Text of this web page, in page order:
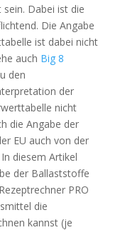
Dabei ist die
Die Angabe
ist dabei nicht
auch Big 8
den
der
nicht
die Angabe der
EU auch von der
diesem Artikel
der Ballaststoffe
PRO
die
kannst (je